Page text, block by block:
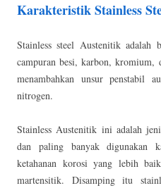
Karakteristik Stainless
Stainless steel Austenitik
campuran besi, karbon, kromium,
menambahkan unsur penstabil
nitrogen.
Stainless Austenitik ini adalah
dan paling banyak digunakan
ketahanan korosi yang lebih
martensitik. Disamping itu